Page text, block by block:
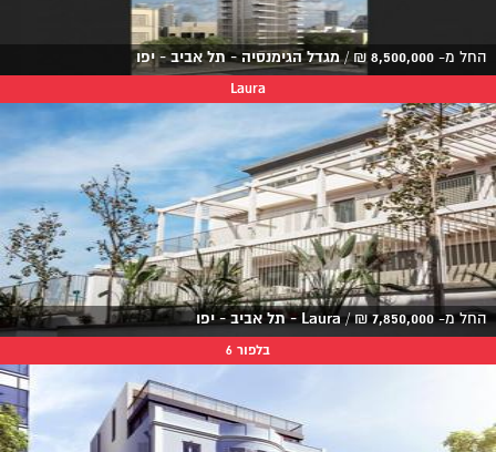
החל מ- 8,500,000
₪
/מגדל הגימנסיה - תל אביב - יפו
Laura
החל מ- 7,850,000
₪
/Laura - תל אביב - יפו
בלפור 6